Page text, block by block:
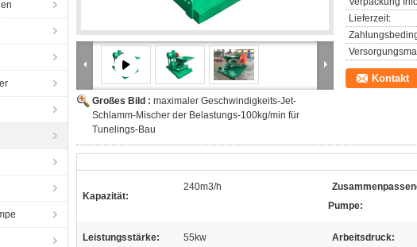
Großes Bild : maximaler Geschwindigkeits-Jet-
Schlamm-Mischer der Belastungs-100kg/min für
Tunelings-Bau
Lieferzeit:
Kontakt
Kapazität:
240m3/h
Pumpe:
Leistungsstärke: 55kw Arbeitsdruck: